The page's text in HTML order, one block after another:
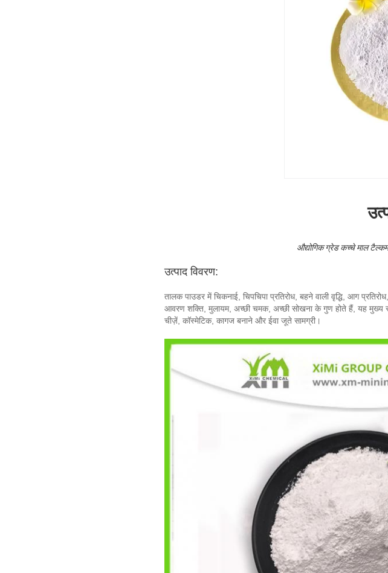
औद्योगिक ग्रेड कच्चे माल
उत्पाद विवरण:
तालक पाउडर में चिकनाई, चिपचिपा प्रतिरोध, बहने वाली वृद्धि, आग
आवरण शक्ति, मुलायम, अच्छी चमक, अच्छी सोखना के गुण होते हैं, यह मुख्य
चीज़ें, कॉस्मेटिक, कागज बनाने और ईवा जूते सामग्री।